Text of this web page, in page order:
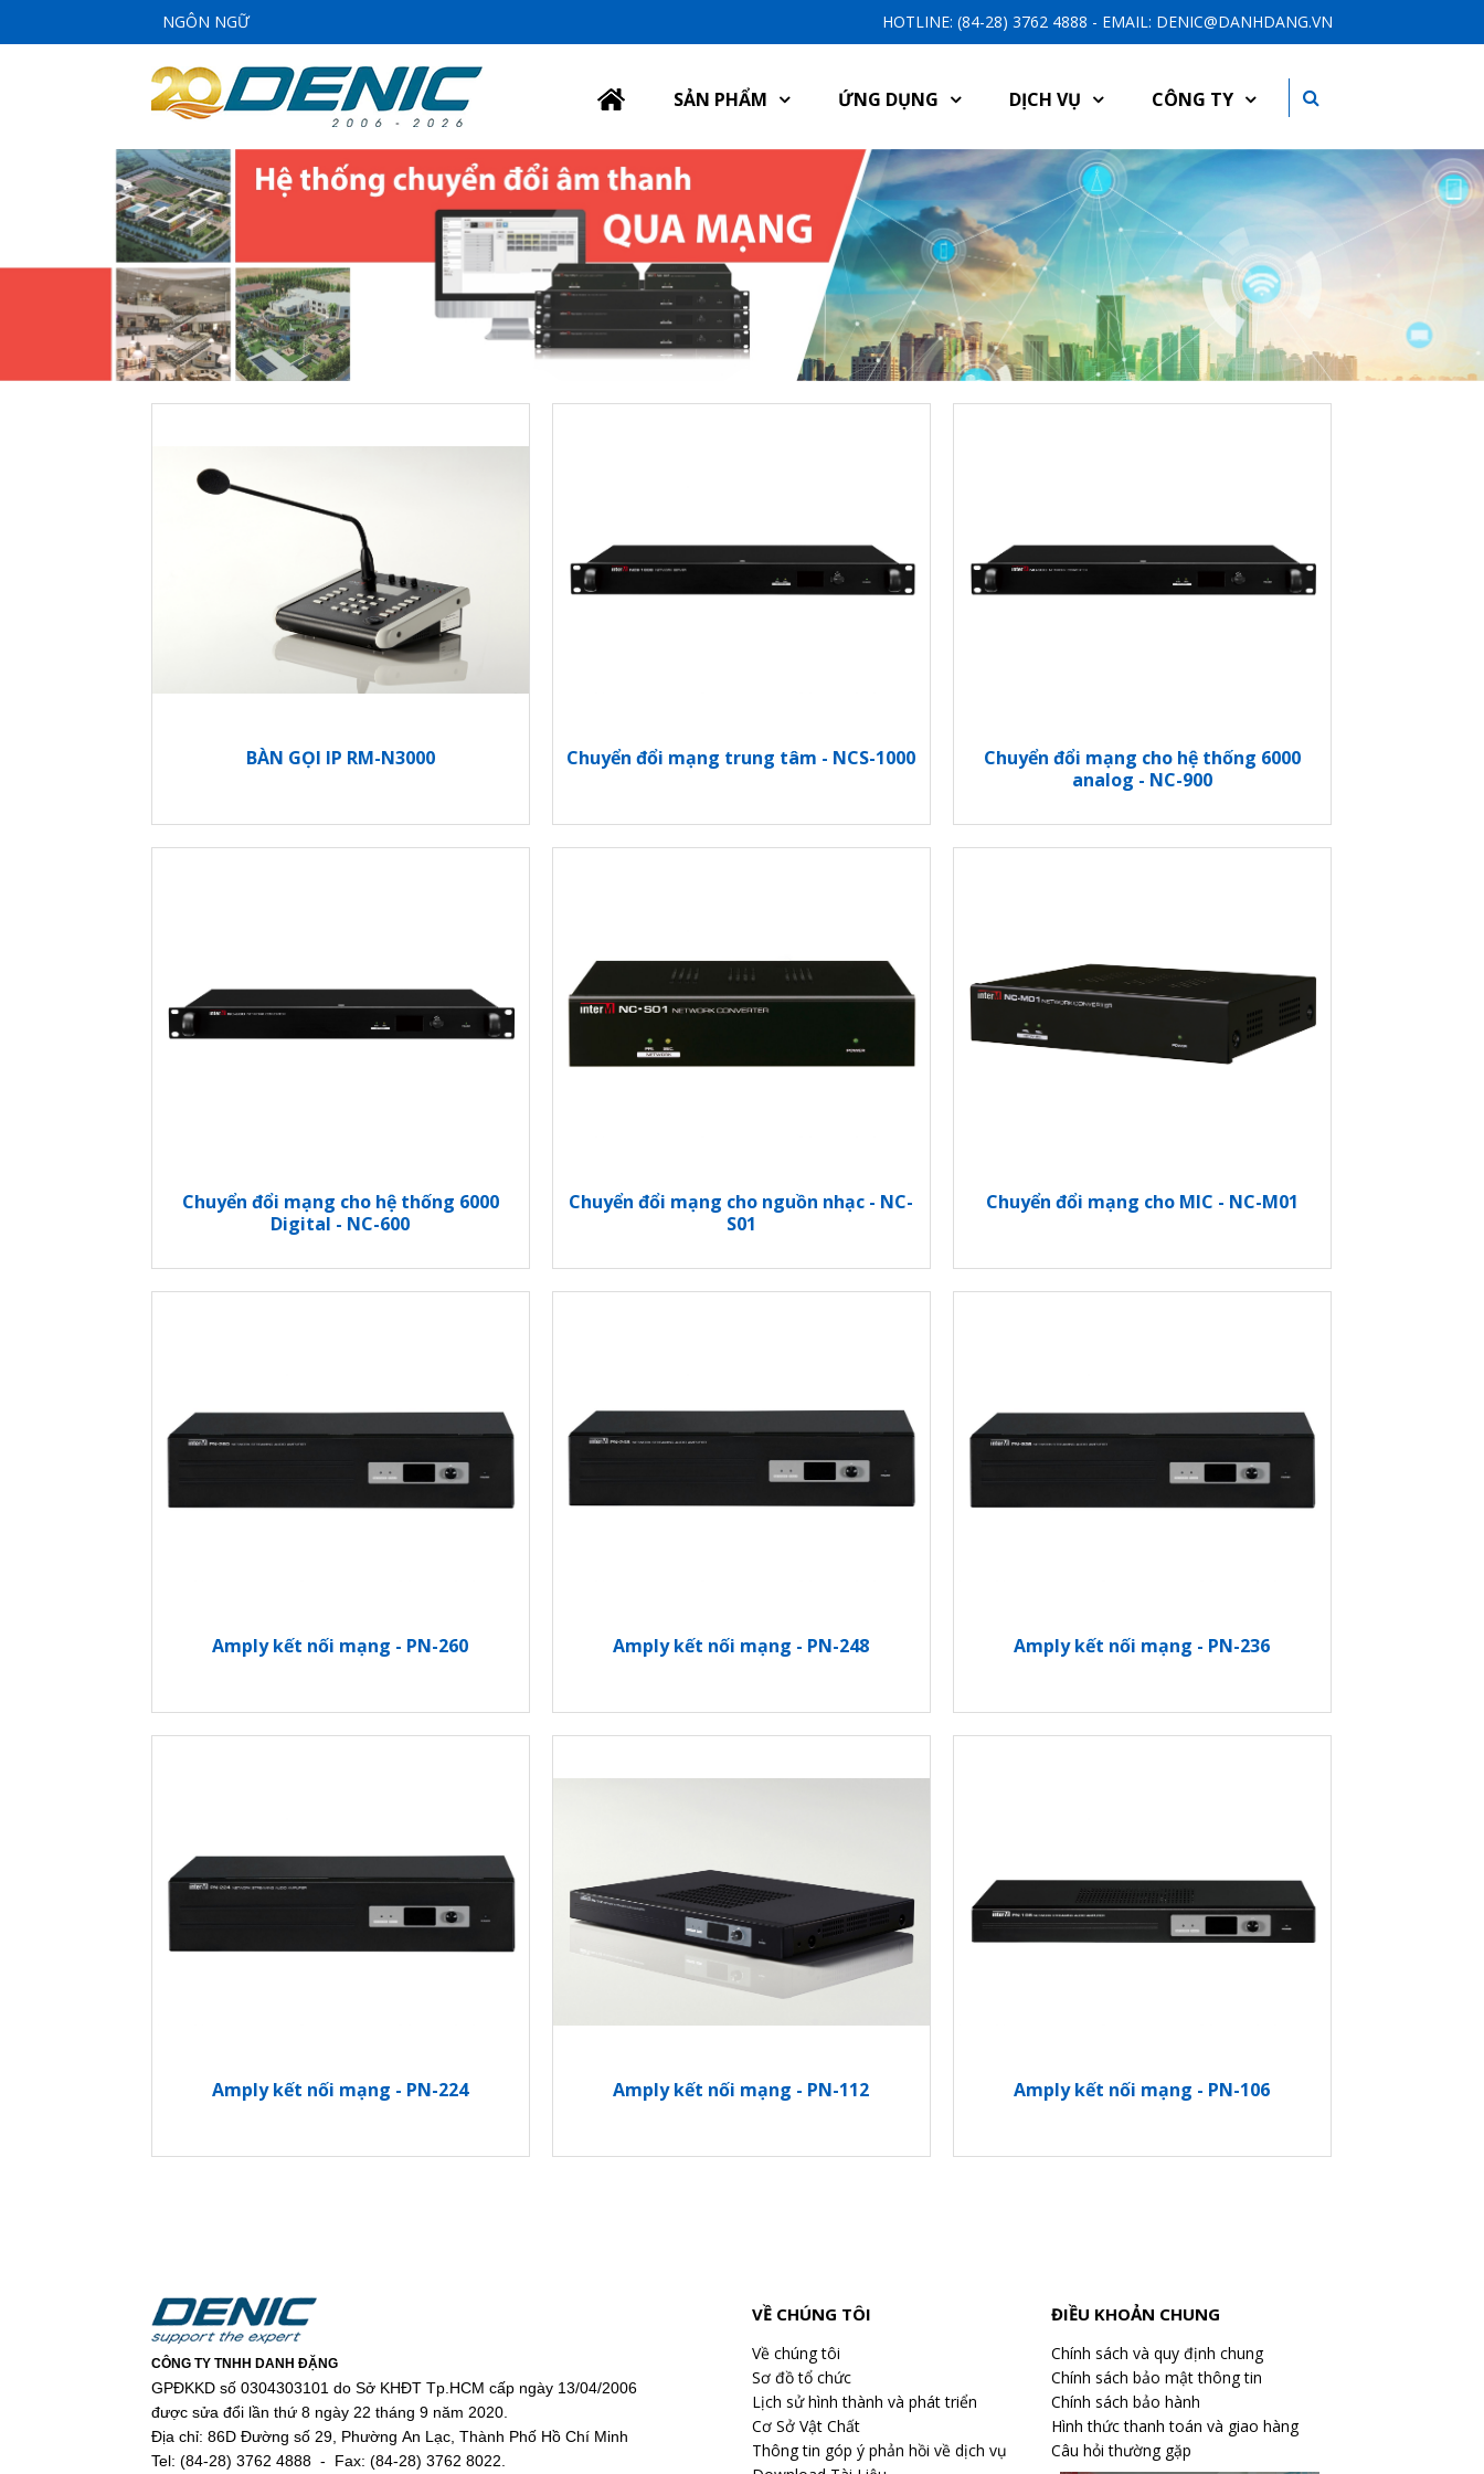
NGÔN NGỮ HOTLINE: (84-28) 3762 4888 - EMAIL: DENIC@DANHDANG.VN
SẢN PHẨM ỨNG DỤNG DỊCH VỤ CÔNG TY
BÀN GỌI IP RM-N3000 Chuyển đổi mạng trung tâm - NCS-1000
Chuyển đổi mạng cho hệ thống 6000
analog - NC-900
Chuyển đổi mạng cho hệ thống 6000
Digital - NC-600
Chuyển đổi mạng cho nguồn nhạc - NC-
S01
Chuyển đổi mạng cho MIC - NC-M01
Amply kết nối mạng - PN-260 Amply kết nối mạng - PN-248 Amply kết nối mạng - PN-236
Amply kết nối mạng - PN-224 Amply kết nối mạng - PN-112 Amply kết nối mạng - PN-106
CÔNG TY TNHH DANH ĐẶNG
GPĐKKD số 0304303101 do Sở KHĐT Tp.HCM cấp ngày 13/04/2006
được sửa đổi lần thứ 8 ngày 22 tháng 9 năm 2020.
Địa chỉ: 86D Đường số 29, Phường An Lạc, Thành Phố Hồ Chí Minh
Tel: (84-28) 3762 4888 - Fax: (84-28) 3762 8022.
VỀ CHÚNG TÔI
Về chúng tôi
Sơ đồ tổ chức
Lịch sử hình thành và phát triển
Cơ Sở Vật Chất
Thông tin góp ý phản hồi về dịch vụ
ĐIỀU KHOẢN CHUNG
Chính sách và quy định chung
Chính sách bảo mật thông tin
Chính sách bảo hành
Hình thức thanh toán và giao hàng
Câu hỏi thường gặp